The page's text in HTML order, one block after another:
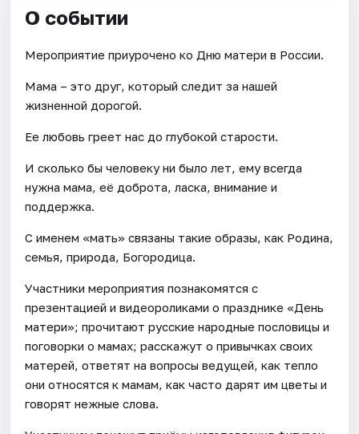
О событии
Мероприятие приурочено ко Дню матери в России.
Мама – это друг, который следит за нашей
жизненной дорогой.
Ее любовь греет нас до глубокой старости.
И сколько бы человеку ни было лет, ему всегда
нужна мама, её доброта, ласка, внимание и
поддержка.
С именем «мать» связаны такие образы, как Родина,
семья, природа, Богородица.
Участники мероприятия познакомятся с
презентацией и видеороликами о празднике «День
матери»; прочитают русские народные пословицы и
поговорки о мамах; расскажут о привычках своих
матерей, ответят на вопросы ведущей, как тепло
они относятся к мамам, как часто дарят им цветы и
говорят нежные слова.